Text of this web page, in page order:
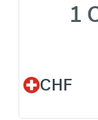
CHF
1